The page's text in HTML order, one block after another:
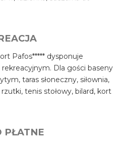
Pafos***** dysponuje
Dla gości baseny
taras słoneczny, siłownia,
tenis stołowy, bilard, kort
PŁATNE